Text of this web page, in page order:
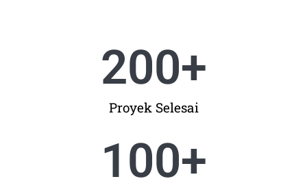
Proyek Selesai
200+
100+